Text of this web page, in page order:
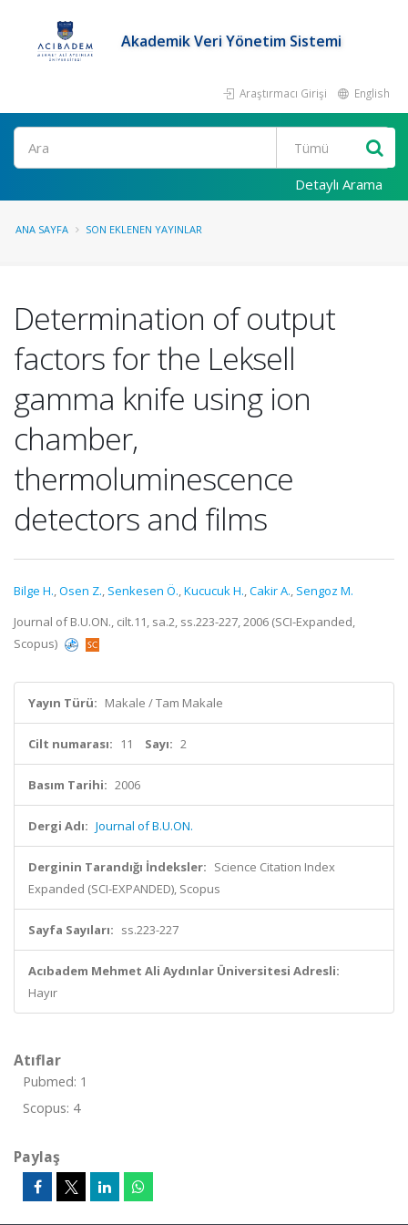
Akademik Veri Yönetim Sistemi
Araştırmacı Girişi English
Ara
Detaylı Arama
ANA SAYFA SON EKLENEN YAYINLAR
Determination of output
factors for the Leksell
gamma knife using ion
chamber,
thermoluminescence
detectors and films
Bilge H.,Osen Z., Senkesen Ö.,Kucucuk H.,Cakir A., Sengoz M.
Journal of B.U.ON., cilt.11, sa.2, ss.223-227, 2006 (SCI-Expanded,
Scopus)
Yayın Türü: Makale / Tam Makale
Cilt numarası: 11 Sayı: 2
Basım Tarihi: 2006
Dergi Adı: Journal of B.U.ON.
Derginin Tarandığı İndeksler: Science Citation Index
Expanded (SCI-EXPANDED), Scopus
Sayfa Sayıları: ss.223-227
Acıbadem Mehmet Ali Aydınlar Üniversitesi Adresli:
Hayır
Atıflar
Pubmed: 1
Scopus: 4
Paylaş